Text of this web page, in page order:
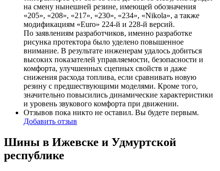
на смену нынешней резине, имеющей обозначения
«205», «208», «217», «230», «234», «Nikola», а также
модификациям «Euro» 224-й и 228-й версий.
По заявлениям разработчиков, именно разработке
рисунка протектора было уделено повышенное
внимание. В результате инженерам удалось добиться
высоких показателей управляемости, безопасности и
комфорта, улучшенных сцепных свойств и даже
снижения расхода топлива, если сравнивать новую
резину с предшествующими моделями. Кроме того,
значительно повысились динамические характеристики
и уровень звукового комфорта при движении.
Отзывов пока никто не оставил. Вы будете первым.
Добавить отзыв
Шины в Ижевске и Удмуртской
республике